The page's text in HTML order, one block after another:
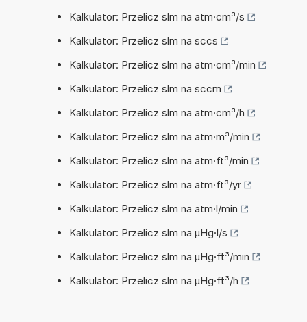
Kalkulator: Przelicz slm na atm·cm³/s
Kalkulator: Przelicz slm na sccs
Kalkulator: Przelicz slm na atm·cm³/min
Kalkulator: Przelicz slm na sccm
Kalkulator: Przelicz slm na atm·cm³/h
Kalkulator: Przelicz slm na atm·m³/min
Kalkulator: Przelicz slm na atm·ft³/min
Kalkulator: Przelicz slm na atm·ft³/yr
Kalkulator: Przelicz slm na atm·l/min
Kalkulator: Przelicz slm na µHg·l/s
Kalkulator: Przelicz slm na µHg·ft³/min
Kalkulator: Przelicz slm na µHg·ft³/h